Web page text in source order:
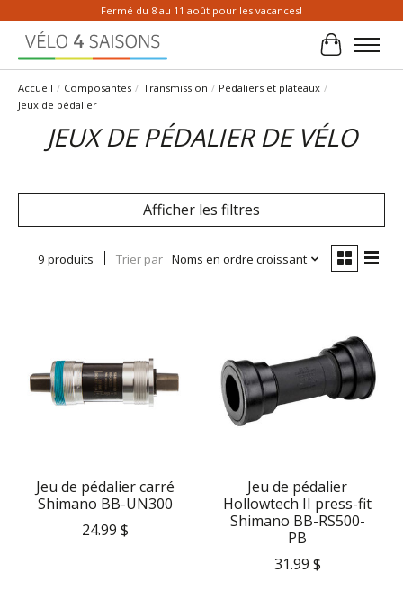
Fermé du 8 au 11 août pour les vacances!
Panier
Accueil / Composantes / Transmission / Pédaliers et plateaux /
Jeux de pédalier
JEUX DE PÉDALIER DE VÉLO
Afficher les filtres
9 produits Trier par Noms en ordre croissant
Jeu de pédalier carré
Shimano BB-UN300
24.99 $
Jeu de pédalier
Hollowtech II press-fit
Shimano BB-RS500-
PB
31.99 $